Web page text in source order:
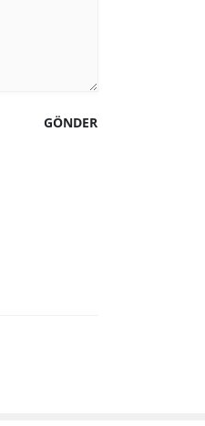
GÖNDER